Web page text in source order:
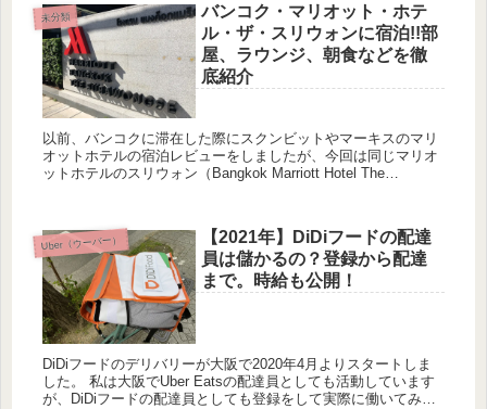
未分類
バンコク・マリオット・ホテ
ル・ザ・スリウォンに宿泊!!部
屋、ラウンジ、朝食などを徹
底紹介
以前、バンコクに滞在した際にスクンビットやマーキスのマリ
オットホテルの宿泊レビューをしましたが、今回は同じマリオ
ットホテルのスリウォン（Bangkok Marriott Hotel The
Uber（ウーバー）
【2021年】DiDiフードの配達
員は儲かるの？登録から配達
まで。時給も公開！
DiDiフードのデリバリーが大阪で2020年4月よりスタートしま
した。 私は大阪でUber Eatsの配達員としても活動しています
が、DiDiフードの配達員としても登録をして実際に働いてみま